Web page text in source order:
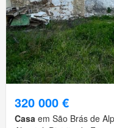
320 000 €
Casa em São Brás de